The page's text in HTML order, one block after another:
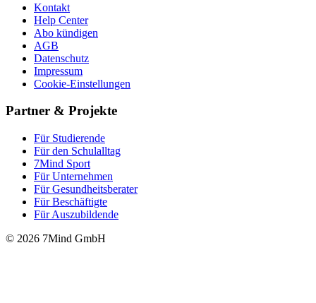
Kontakt
Help Center
Abo kündigen
AGB
Datenschutz
Impressum
Cookie-Einstellungen
Partner & Projekte
Für Stu­die­rende
Für den Schulalltag
7Mind Sport
Für Unter­neh­men
Für Gesund­heits­be­ra­ter
Für Beschäftigte
Für Auszubildende
© 2026 7Mind GmbH